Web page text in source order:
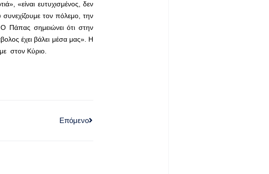
«είναι ευτυχισμένος, δεν
τον πόλεμο, την
Πάπας σημειώνει ότι στην
έχει βάλει μέσα μας». Η
στον Κύριο.
Επόμενο